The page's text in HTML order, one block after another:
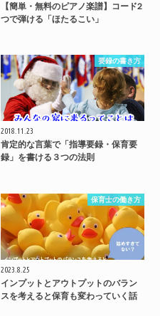
【簡単・無料のピアノ楽譜】コード2
つで弾ける「ほたるこい」
要録の書き方
2018.11.23
肯定的な言葉で「指導要録・保育要
録」を書ける３つの法則
保育士の働き方
2023.8.25
インプットとアウトプットのバラン
スを考えると保育も変わっていく話